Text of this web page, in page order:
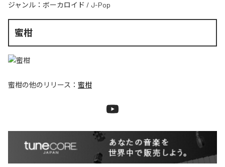
ジャンル： ボーカロイド / J-Pop
蜜柑
蜜柑の他のリリース： 蜜柑